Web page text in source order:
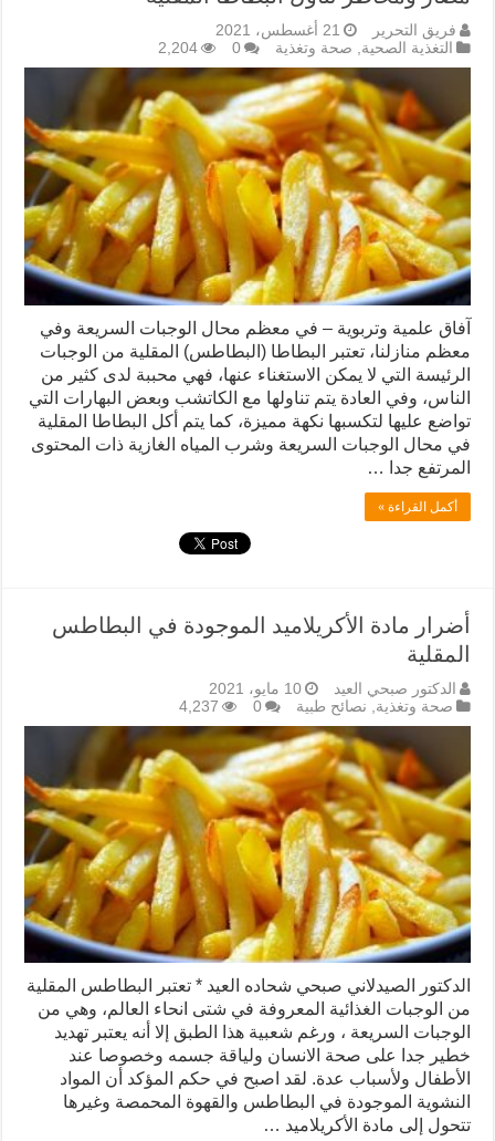
فريق التحرير
21 أغسطس، 2021
التغذية الصحية
صحة وتغذية 0
2,204
آفاق علمية وتربوية – في معظم محال الوجبات السريعة وفي
معظم منازلنا، تعتبر البطاطا (البطاطس) المقلية من الوجبات
الرئيسة التي لا يمكن الاستغناء عنها، فهي محببة لدى كثير من
الناس، وفي العادة يتم تناولها مع الكاتشب وبعض البهارات التي
تواضع عليها لتكسبها نكهة مميزة، كما يتم أكل البطاطا المقلية
في محال الوجبات السريعة وشرب المياه الغازية ذات المحتوى
المرتفع جدا …
أكمل القراءة »
أضرار مادة الأكريلاميد الموجودة في البطاطس
المقلية
الدكتور صبحي العيد
10 مايو، 2021
صحة وتغذية
نصائح طبية 0
4,237
الدكتور الصيدلاني صبحي شحاده العيد * تعتبر البطاطس المقلية
من الوجبات الغذائية المعروفة في شتى انحاء العالم، وهي من
الوجبات السريعة ، ورغم شعبية هذا الطبق إلا أنه يعتبر تهديد
خطير جدا على صحة الانسان ولياقة جسمه وخصوصا عند
الأطفال ولأسباب عدة. لقد اصبح في حكم المؤكد أن المواد
النشوية الموجودة في البطاطس والقهوة المحمصة وغيرها
تتحول إلى مادة الأكريلاميد …